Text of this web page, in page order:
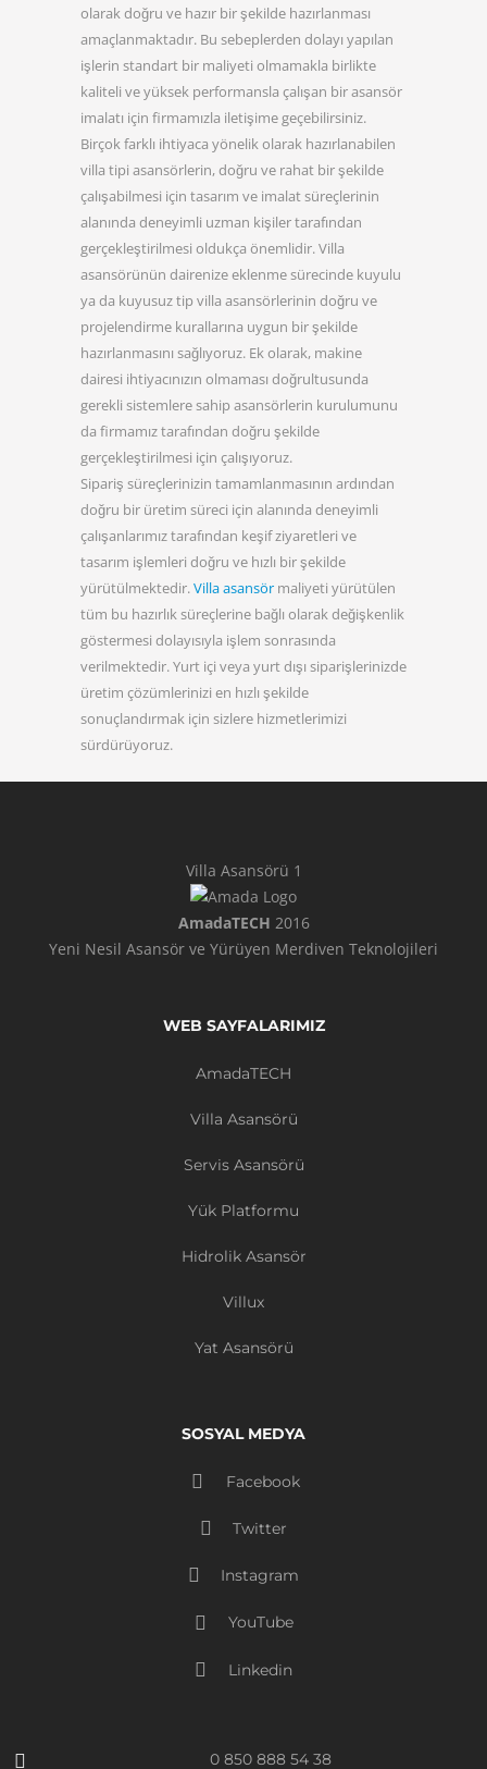
olarak doğru ve hazır bir şekilde hazırlanması
amaçlanmaktadır. Bu sebeplerden dolayı yapılan
işlerin standart bir maliyeti olmamakla birlikte
kaliteli ve yüksek performansla çalışan bir asansör
imalatı için firmamızla iletişime geçebilirsiniz.
Birçok farklı ihtiyaca yönelik olarak hazırlanabilen
villa tipi asansörlerin, doğru ve rahat bir şekilde
çalışabilmesi için tasarım ve imalat süreçlerinin
alanında deneyimli uzman kişiler tarafından
gerçekleştirilmesi oldukça önemlidir. Villa
asansörünün dairenize eklenme sürecinde kuyulu
ya da kuyusuz tip villa asansörlerinin doğru ve
projelendirme kurallarına uygun bir şekilde
hazırlanmasını sağlıyoruz. Ek olarak, makine
dairesi ihtiyacınızın olmaması doğrultusunda
gerekli sistemlere sahip asansörlerin kurulumunu
da firmamız tarafından doğru şekilde
gerçekleştirilmesi için çalışıyoruz.
Sipariş süreçlerinizin tamamlanmasının ardından
doğru bir üretim süreci için alanında deneyimli
çalışanlarımız tarafından keşif ziyaretleri ve
tasarım işlemleri doğru ve hızlı bir şekilde
yürütülmektedir. Villa asansör maliyeti yürütülen
tüm bu hazırlık süreçlerine bağlı olarak değişkenlik
göstermesi dolayısıyla işlem sonrasında
verilmektedir. Yurt içi veya yurt dışı siparişlerinizde
üretim çözümlerinizi en hızlı şekilde
sonuçlandırmak için sizlere hizmetlerimizi
sürdürüyoruz.
Villa Asansörü 1
AmadaTECH 2016
Yeni Nesil Asansör ve Yürüyen Merdiven Teknolojileri
WEB SAYFALARIMIZ
AmadaTECH
Villa Asansörü
Servis Asansörü
Yük Platformu
Hidrolik Asansör
Villux
Yat Asansörü
SOSYAL MEDYA
Facebook
Twitter
Instagram
YouTube
Linkedin
0 850 888 54 38